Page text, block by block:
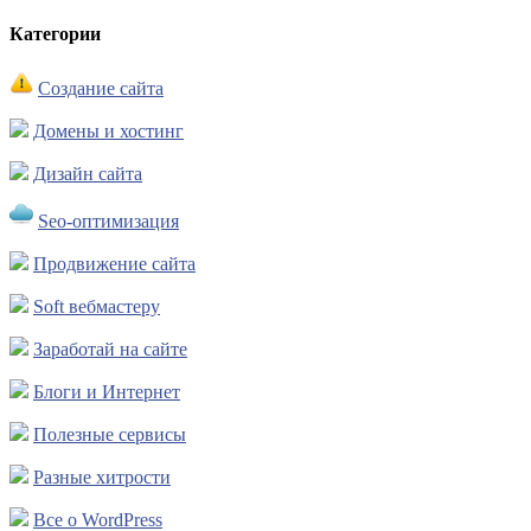
Категории
Создание сайта
Домены и хостинг
Дизайн сайта
Seo-оптимизация
Продвижение сайта
Soft вебмастеру
Заработай на сайте
Блоги и Интернет
Полезные сервисы
Разные хитрости
Все о WordPress